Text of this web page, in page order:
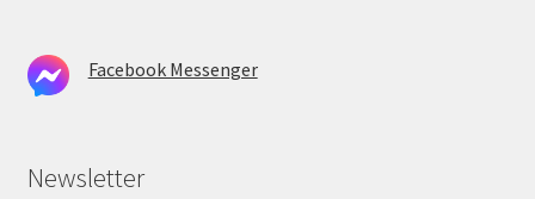
Facebook Messenger
Newsletter